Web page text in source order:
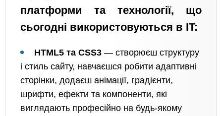
платформи та технології, що
сьогодні використовуються в IT:
HTML5 та CSS3 — створюєш структуру
і стиль сайту, навчаєшся робити адаптивні
сторінки, додаєш анімації, градієнти,
шрифти, ефекти та компоненти, які
виглядають професійно на будь-якому